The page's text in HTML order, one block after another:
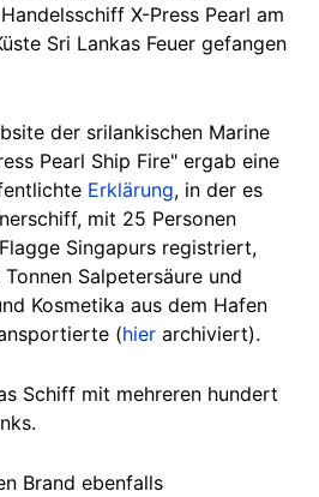
X-Press Pearl am
Sri Lankas Feuer gefangen
der srilankischen Marine
Pearl Ship Fire" ergab eine
Erklärung, in der es
mit 25 Personen
Singapurs registriert,
Salpetersäure und
Kosmetika aus dem Hafen
(hier archiviert).
Schiff mit mehreren hundert
Brand ebenfalls